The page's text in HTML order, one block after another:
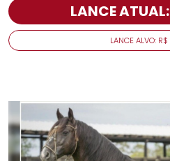
LANCE
LANCE ALVO: